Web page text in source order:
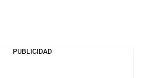
PUBLICIDAD